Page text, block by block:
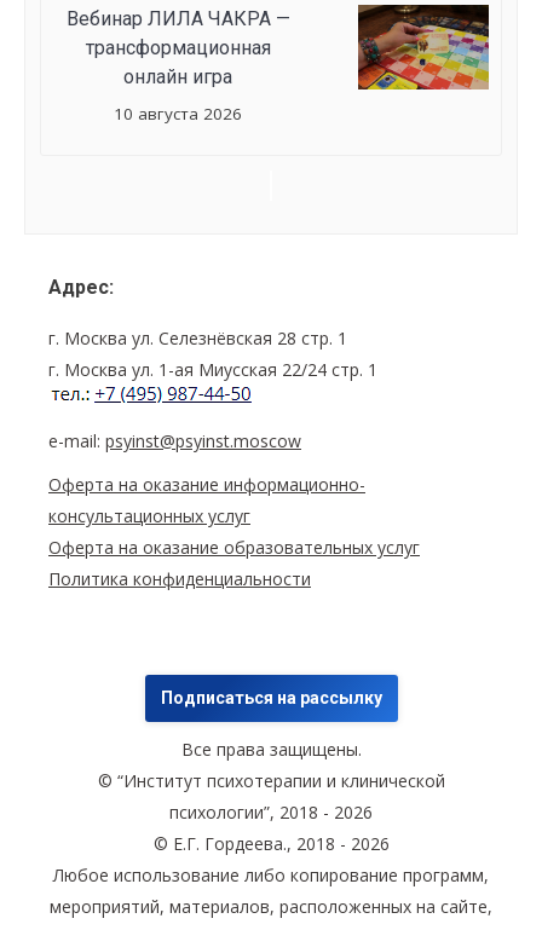
Вебинар ЛИЛА ЧАКРА —
трансформационная
онлайн игра
10 августа 2026
Адрес:
г. Москва ул. Селезнёвская 28 стр. 1
г. Москва ул. 1-ая Миусская 22/24 стр. 1
e-mail: psyinst@psyinst.moscow
Оферта на оказание информационно-
консультационных услуг
Оферта на оказание образовательных услуг
Политика конфиденциальности
Подписаться на рассылку
Все права защищены.
© “Институт психотерапии и клинической
психологии”, 2018 - 2026
© Е.Г. Гордеева., 2018 - 2026
Любое использование либо копирование программ,
мероприятий, материалов, расположенных на сайте,